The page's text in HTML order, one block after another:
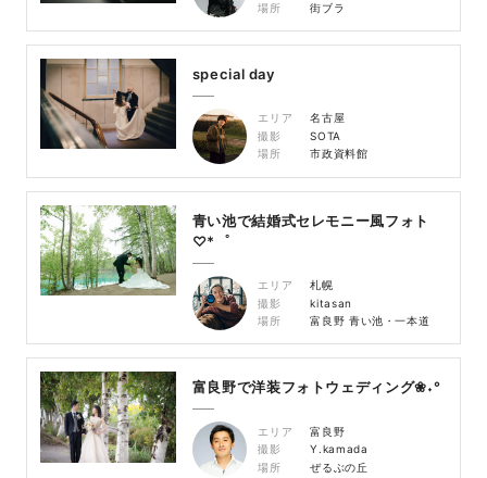
場所 街ブラ
special day
エリア
名古屋
撮影
SOTA
場所
市政資料館
青い池で結婚式セレモニー風フォト
♡*゜
エリア
札幌
撮影
kitasan
場所
富良野 青い池・一本道
富良野で洋装フォトウェディング❀˖°
エリア
富良野
撮影
Y.kamada
場所
ぜるぶの丘